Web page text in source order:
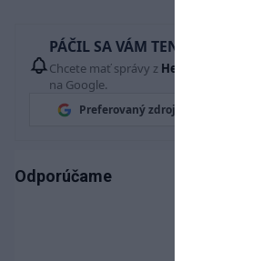
PÁČIL SA VÁM TENTO ČLÁNOK?
Chcete mať správy z Hetrik.sk
na Google.
Preferovaný zdroj
Odporúčame